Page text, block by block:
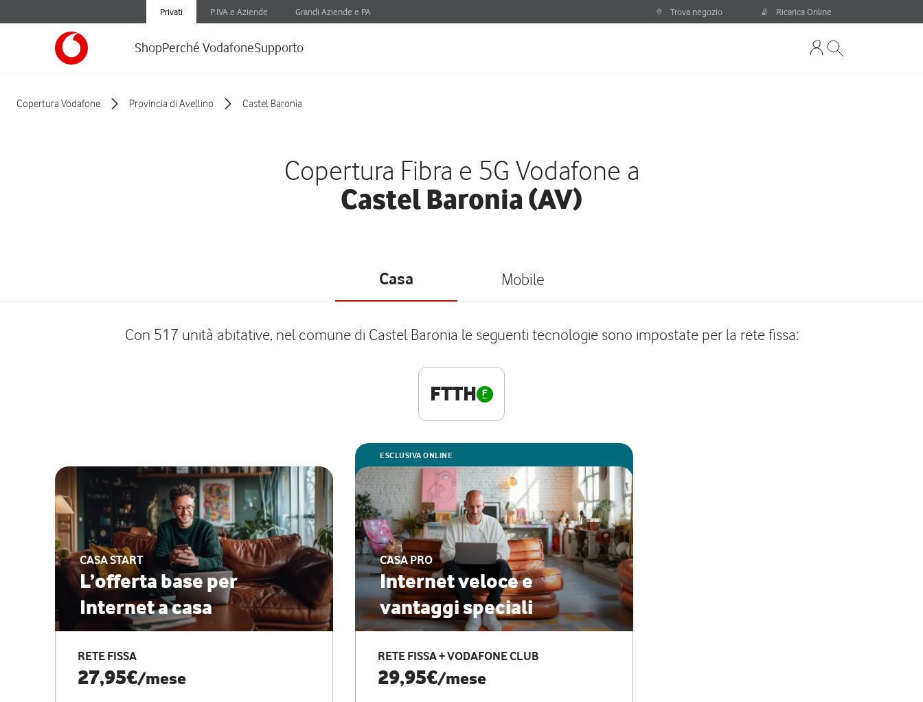
Privati P.IVA e Aziende Grandi Aziende e PA Trova negozio Ricarica Online
ShopPerché VodafoneSupporto
Copertura Vodafone Provincia di Avellino Castel Baronia
Copertura Fibra e 5G Vodafone a
Castel Baronia (AV)
Casa Mobile
Con 517 unità abitative, nel comune di Castel Baronia le seguenti tecnologie sono impostate per la rete fissa:
FTTH
CASA START
L’offerta base per
Internet a casa
RETE FISSA
27,95€/mese
ESCLUSIVA ONLINE
CASA PRO
Internet veloce e
vantaggi speciali
RETE FISSA + VODAFONE CLUB
29,95€/mese